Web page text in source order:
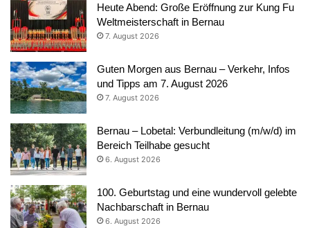
Heute Abend: Große Eröffnung zur Kung Fu
Weltmeisterschaft in Bernau
7. August 2026
Guten Morgen aus Bernau – Verkehr, Infos
und Tipps am 7. August 2026
7. August 2026
Bernau – Lobetal: Verbundleitung (m/w/d) im
Bereich Teilhabe gesucht
6. August 2026
100. Geburtstag und eine wundervoll gelebte
Nachbarschaft in Bernau
6. August 2026